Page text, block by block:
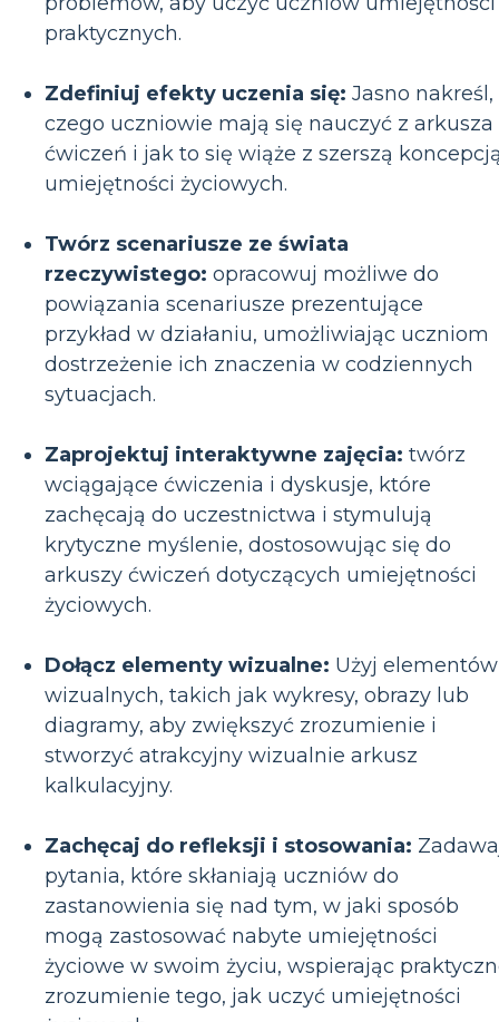
praktycznych.
Zdefiniuj efekty uczenia się: Jasno nakreśl,
czego uczniowie mają się nauczyć z arkusza
ćwiczeń i jak to się wiąże z szerszą
umiejętności życiowych.
Twórz scenariusze ze świata
rzeczywistego: opracowuj możliwe do
powiązania scenariusze prezentujące
przykład w działaniu, umożliwiając uczniom
dostrzeżenie ich znaczenia w codziennych
sytuacjach.
Zaprojektuj interaktywne zajęcia: twórz
wciągające ćwiczenia i dyskusje, które
zachęcają do uczestnictwa i stymulują
krytyczne myślenie, dostosowując się do
arkuszy ćwiczeń dotyczących umiejętności
życiowych.
Dołącz elementy wizualne: Użyj elementów
wizualnych, takich jak wykresy, obrazy lub
diagramy, aby zwiększyć zrozumienie i
stworzyć atrakcyjny wizualnie arkusz
kalkulacyjny.
Zachęcaj do refleksji i stosowania:
pytania, które skłaniają uczniów do
zastanowienia się nad tym, w jaki sposób
mogą zastosować nabyte umiejętności
życiowe w swoim życiu, wspierając
zrozumienie tego, jak uczyć umiejętności